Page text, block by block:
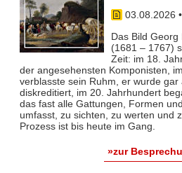
03.08.2026 •
Das Bild Georg
(1681 – 1767)
Zeit: im 18.
der angesehensten Komponisten,
verblasste sein Ruhm, er wurde gar
diskreditiert, im 20. Jahrhundert
das fast alle Gattungen, Formen
umfasst, zu sichten, zu werten und
Prozess ist bis heute im Gang.
»zur